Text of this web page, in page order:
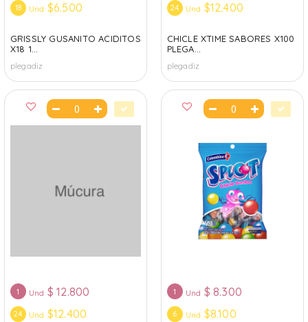
18 Und $6.500
GRISSLY GUSANITO ACIDITOS
X18 1...
plegadiz
24 Und $12.400
CHICLE XTIME SABORES X100
PLEGA...
plegadiz
1 Und $ 12.800
24 Und $12.400
1 Und $ 8.300
6 Und $8.100